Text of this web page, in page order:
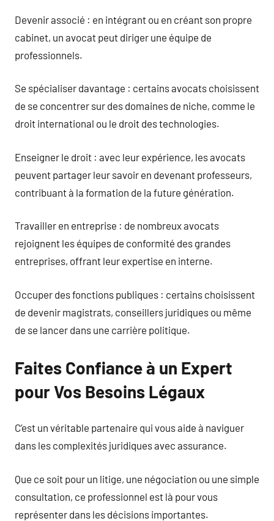
Devenir associé : en intégrant ou en créant son propre
cabinet, un avocat peut diriger une équipe de
professionnels.
Se spécialiser davantage : certains avocats choisissent
de se concentrer sur des domaines de niche, comme le
droit international ou le droit des technologies.
Enseigner le droit : avec leur expérience, les avocats
peuvent partager leur savoir en devenant professeurs,
contribuant à la formation de la future génération.
Travailler en entreprise : de nombreux avocats
rejoignent les équipes de conformité des grandes
entreprises, offrant leur expertise en interne.
Occuper des fonctions publiques : certains choisissent
de devenir magistrats, conseillers juridiques ou même
de se lancer dans une carrière politique.
Faites Confiance à un Expert
pour Vos Besoins Légaux
C’est un véritable partenaire qui vous aide à naviguer
dans les complexités juridiques avec assurance.
Que ce soit pour un litige, une négociation ou une simple
consultation, ce professionnel est là pour vous
représenter dans les décisions importantes.